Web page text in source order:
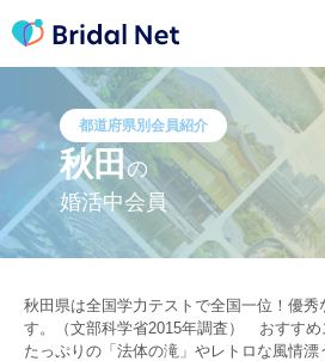
都道府県別会員紹介
秋田の
婚活中会員
秋田県は全国学力テストで全国一位！優
す。（文部科学省2015年調査） おすすめ
たっぷりの「法体の滝」やレトロな風情